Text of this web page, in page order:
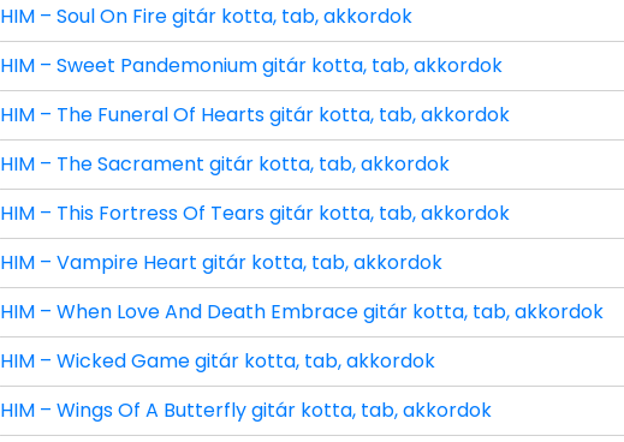
HIM – Soul On Fire gitár kotta, tab, akkordok
HIM – Sweet Pandemonium gitár kotta, tab, akkordok
HIM – The Funeral Of Hearts gitár kotta, tab, akkordok
HIM – The Sacrament gitár kotta, tab, akkordok
HIM – This Fortress Of Tears gitár kotta, tab, akkordok
HIM – Vampire Heart gitár kotta, tab, akkordok
HIM – When Love And Death Embrace gitár kotta, tab, akkordok
HIM – Wicked Game gitár kotta, tab, akkordok
HIM – Wings Of A Butterfly gitár kotta, tab, akkordok